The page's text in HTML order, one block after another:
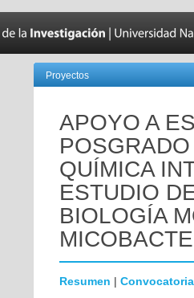
Proyectos
APOYO A
QUÍMICA
ESTUDIO
BIOLOGÍA
Resumen | Convocatoria